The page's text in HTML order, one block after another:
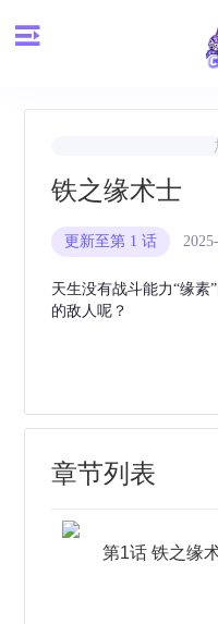
铁之缘术士
更新至第 1 话
天生没有战斗能力“缘素
的敌人呢？
章节列表
第1话 铁之缘